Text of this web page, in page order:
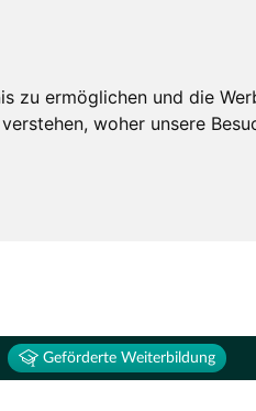
zu ermöglichen und die
woher unsere
Geförderte Weiterbildung